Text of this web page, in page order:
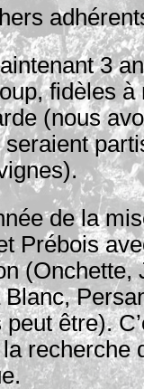
3
fidèles à
(nous
vignes).
de la
Prébois
(Onchette,
peut être).
recherche